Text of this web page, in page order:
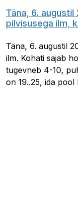
Täna, 6.
pilvisusega ilm,
Täna, 6. augustil
ilm. Kohati sajab
tugevneb 4-10,
on 19..25, ida pool